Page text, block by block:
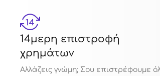
14μερη επιστροφή
χρημάτων
Αλλάζεις γνώμη; Σου επιστρέφουμε